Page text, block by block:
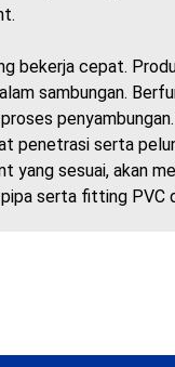
bekerja cepat.
sambungan.
penetrasi serta
sesuai, akan
serta fitting PVC